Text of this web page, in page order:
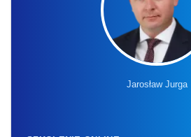
Jarosław Jurga